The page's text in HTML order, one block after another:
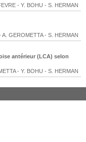
- Y. BOHU - S. HERMAN
A. GEROMETTA- S. HERMAN
antérieur (LCA) selon
- Y. BOHU - S. HERMAN